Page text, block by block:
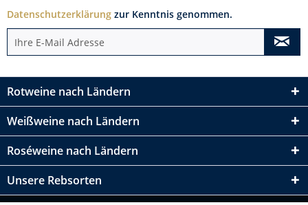
Datenschutzerklärung zur Kenntnis genommen.
Rotweine nach Ländern
Weißweine nach Ländern
Roséweine nach Ländern
Unsere Rebsorten